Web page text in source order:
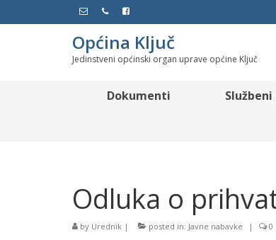
Općina Ključ
Jedinstveni općinski organ uprave općine Ključ
Dokumenti
Odluka o
by Urednik | posted in: Javne nabavke | 0